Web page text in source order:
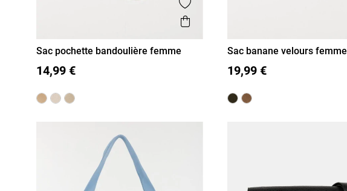
Ajouter aux favoris
Aperçu rapide
T U
Sac pochette bandoulière femme
14,99 € T U
Sac banane velours femme
19,99 €